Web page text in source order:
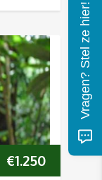
€1.250
Vragen? Stel ze hier!